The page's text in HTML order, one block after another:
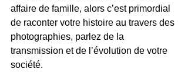
affaire de famille, alors c’est primordial
de raconter votre histoire au travers des
photographies, parlez de la
transmission et de l’évolution de votre
société.